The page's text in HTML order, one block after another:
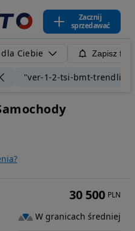
Zacznij
sprzedawać
Ciebie Zapisz
"ver-1-2-tsi-bmt-
30 500 PLN
W granicach średniej